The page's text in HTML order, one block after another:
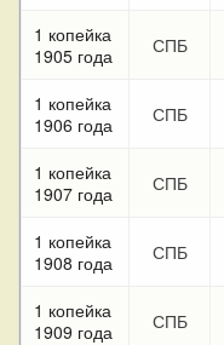
1 копейка
1905 года
СПБ
1 копейка
1906 года
СПБ
1 копейка
1907 года
СПБ
1 копейка
1908 года
СПБ
1 копейка
1909 года
СПБ